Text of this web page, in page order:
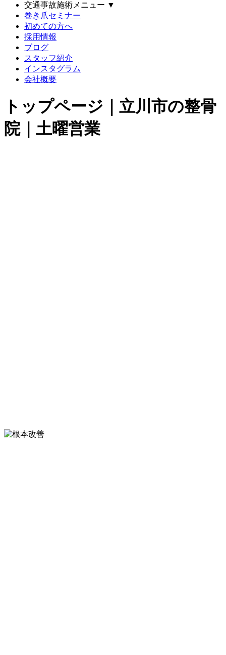
交通事故施術メニュー ▼
巻き爪セミナー
初めての方へ
採用情報
ブログ
スタッフ紹介
インスタグラム
会社概要
トップページ｜立川市の整骨
院｜土曜営業